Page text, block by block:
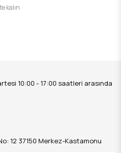
kalın
10:00 - 17:00 saatleri arasında
12 37150 Merkez-Kastamonu